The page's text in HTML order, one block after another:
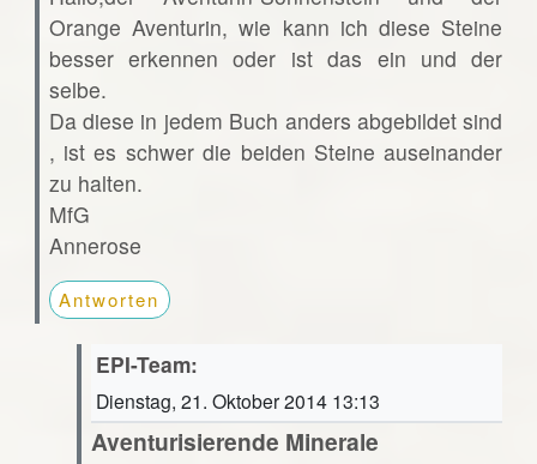
Orange Aventurin, wie kann ich diese Steine
besser erkennen oder ist das ein und der
selbe.
Da diese in jedem Buch anders abgebildet sind
, ist es schwer die beiden Steine auseinander
zu halten.
MfG
Annerose
Antworten
EPI-Team:
Dienstag, 21. Oktober 2014 13:13
Aventurisierende Minerale